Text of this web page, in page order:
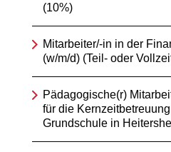
(10%)
Mitarbeiter/-in in der
(w/m/d) (Teil- oder
Pädagogische(r)
für die
Grundschule in